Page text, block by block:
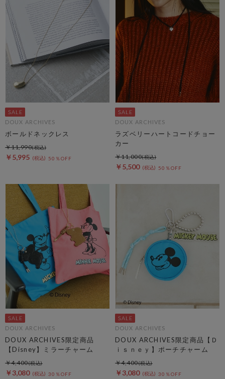
DOUX ARCHIVES
ボールドネックレス
￥5,995 50％OFF
￥11,990
DOUX ARCHIVES
ラズベリーハートコードチョー
カー
￥5,500 50％OFF
￥11,000
DOUX ARCHIVES
DOUX ARCHIVES限定商品
【Disney】ミラーチャーム
￥3,080 30％OFF
￥4,400
DOUX ARCHIVES
DOUX ARCHIVES限定商品【Ｄ
ｉｓｎｅｙ】ポーチチャーム
￥3,080 30％OFF
￥4,400